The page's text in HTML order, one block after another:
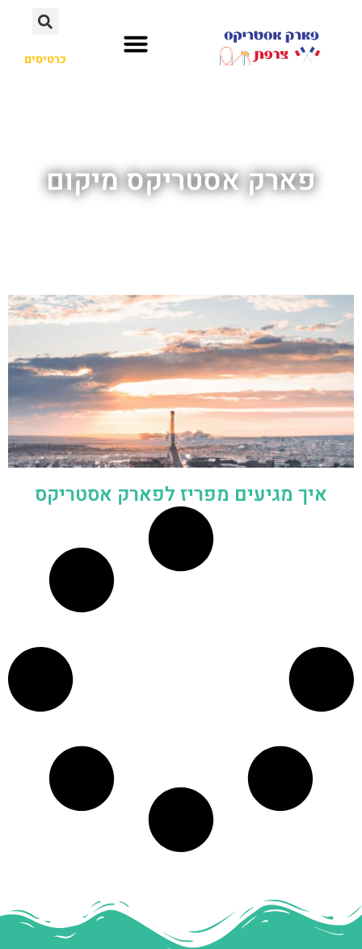
כרטיסים
פארק אסטריקס מיקום
איך מגיעים מפריז לפארק אסטריקס